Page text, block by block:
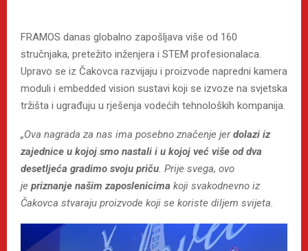
FRAMOS danas globalno zapošljava više od 160
stručnjaka, pretežito inženjera i STEM profesionalaca.
Upravo se iz Čakovca razvijaju i proizvode napredni kamera
moduli i embedded vision sustavi koji se izvoze na svjetska
tržišta i ugrađuju u rješenja vodećih tehnoloških kompanija.
„Ova nagrada za nas ima posebno značenje jerdolazi iz
zajednice u kojoj smo nastali i u kojoj već više od dva
desetljeća gradimo svoju priču. Prije svega, ovo
je priznanje našim zaposlenicima koji svakodnevno iz
Čakovca stvaraju proizvode koji se koriste diljem svijeta.